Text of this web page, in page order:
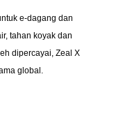
e-dagang dan
tahan koyak dan
dipercayai, Zeal X
global.